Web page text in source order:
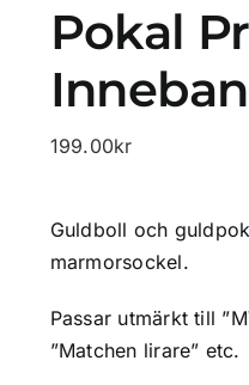
Pokal
199.00kr
Guldboll och
marmorsockel.
Passar utmärkt till
”Matchen lirare” etc.